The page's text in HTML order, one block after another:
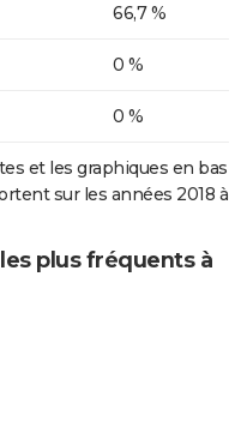
66,7 %
0 %
0 %
et les graphiques en bas
sur les années 2018 à
plus fréquents à